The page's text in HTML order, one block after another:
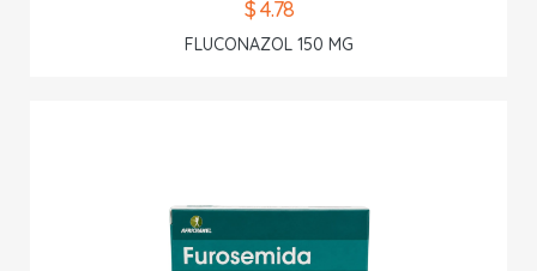
$ 4.78
FLUCONAZOL 150 MG